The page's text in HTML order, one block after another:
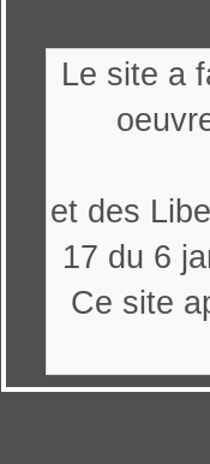
Le site a
et des
17 du 6
Ce site